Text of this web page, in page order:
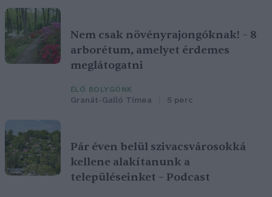
Nem csak növényrajongóknak! – 8
arborétum, amelyet érdemes
meglátogatni
ÉLŐ BOLYGÓNK
Granát-Galló Tímea 5 perc
Pár éven belül szivacsvárosokká
kellene alakítanunk a
településeinket – Podcast